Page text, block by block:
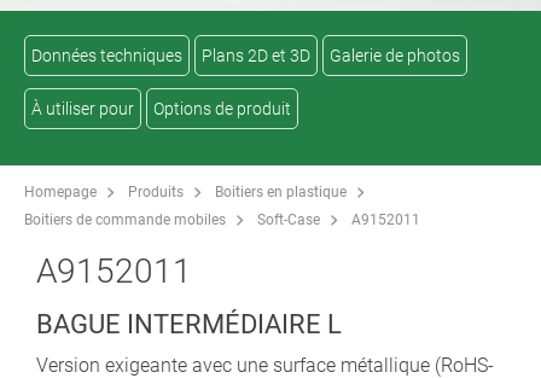
Données techniques Plans 2D et 3D Galerie de photos
À utiliser pour Options de produit
Homepage Produits
Boitiers en plastique
Boitiers de commande mobiles
Soft-Case A9152011
A9152011
BAGUE INTERMÉDIAIRE L
Version exigeante avec une surface métallique (RoHS-